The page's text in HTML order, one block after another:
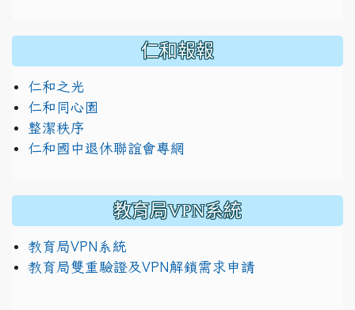
仁和報報
仁和之光
仁和同心園
整潔秩序
仁和國中退休聯誼會專網
教育局VPN系統
教育局VPN系統
教育局雙重驗證及VPN解鎖需求申請